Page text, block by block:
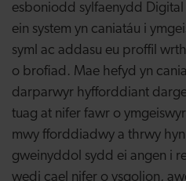
esboniodd sylfaenydd
ein system yn caniatáu i
syml ac addasu eu proffil
o brofiad. Mae hefyd yn
darparwyr hyfforddiant
tuag at nifer fawr o
mwy fforddiadwy a thrwy
gweinyddol sydd ei angen i
wedi cael nifer o ysgolion,